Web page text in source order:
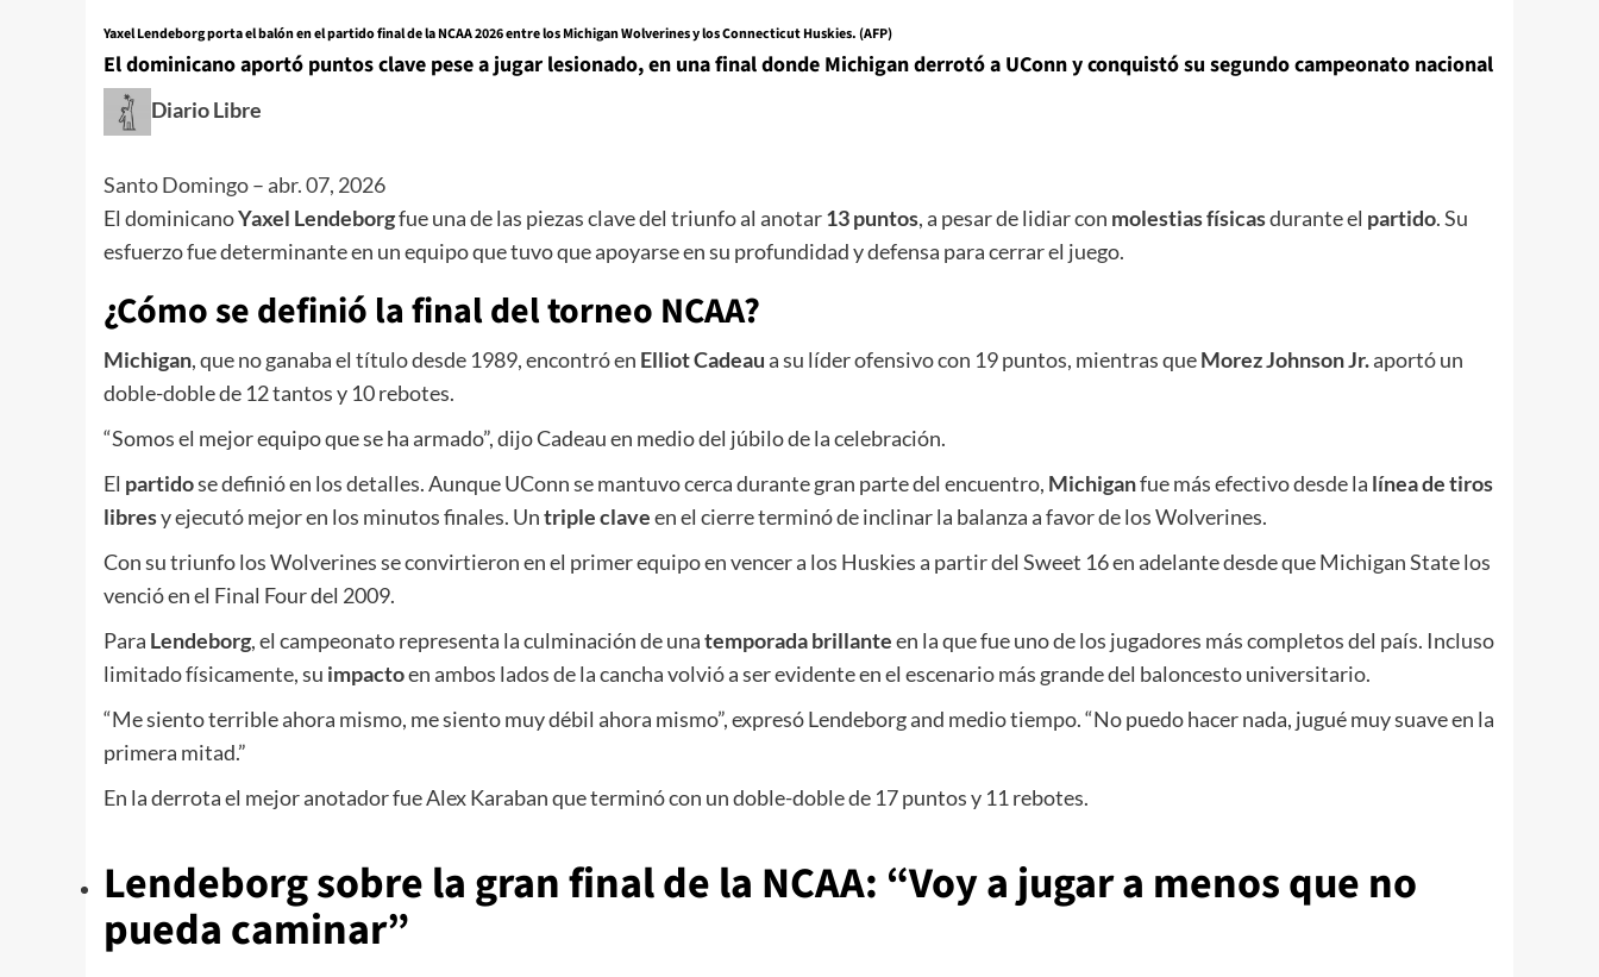
Yaxel Lendeborg porta el balón en el partido final de la NCAA 2026 entre los Michigan Wolverines y los Connecticut Huskies. (AFP)
El dominicano aportó puntos clave pese a jugar lesionado, en una final donde Michigan derrotó a UConn y conquistó su segundo campeonato nacional
Diario Libre
Santo Domingo– abr. 07, 2026
El dominicanoYaxel Lendeborgfue una de las piezas clave del triunfo al anotar13 puntos, a pesar de lidiar con molestias físicasdurante el partido. Su
esfuerzo fue determinante en un equipo que tuvo que apoyarse en su profundidad y defensa para cerrar el juego.
¿Cómo se definió la final del torneo NCAA?
Michigan, que no ganaba el título desde 1989, encontró en Elliot Cadeaua su líder ofensivo con 19 puntos, mientras queMorez Johnson Jr.aportó un
doble-doble de 12 tantos y 10 rebotes.
“Somos el mejor equipo que se ha armado”, dijo Cadeau en medio del júbilo de la celebración.
El partidose definió en los detalles. Aunque UConn se mantuvo cerca durante gran parte del encuentro, Michiganfue más efectivo desde la línea de tiros
libresy ejecutó mejor en los minutos finales. Untriple claveen el cierre terminó de inclinar la balanza a favor de los Wolverines.
Con su triunfo los Wolverines se convirtieron en el primer equipo en vencer a los Huskies a partir del Sweet 16 en adelante desde que Michigan State los
venció en el Final Four del 2009.
Para Lendeborg, el campeonato representa la culminación de unatemporada brillanteen la que fue uno de los jugadores más completos del país. Incluso
limitado físicamente, su impactoen ambos lados de la cancha volvió a ser evidente en el escenario más grande del baloncesto universitario.
“Me siento terrible ahora mismo, me siento muy débil ahora mismo”, expresó Lendeborg and medio tiempo. “No puedo hacer nada, jugué muy suave en la
primera mitad.”
En la derrota el mejor anotador fue Alex Karaban que terminó con un doble-doble de 17 puntos y 11 rebotes.
Lendeborg sobre la gran final de la NCAA: “Voy a jugar a menos que no
pueda caminar”